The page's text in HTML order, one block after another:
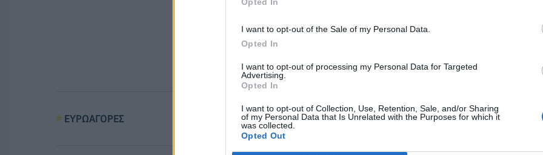
I want to opt-out of the Sale of my Personal Data.
Opted In
I want to opt-out of processing my Personal Data for Targeted
Advertising.
Opted In
I want to opt-out of Collection, Use, Retention, Sale, and/or Sharing
of my Personal Data that Is Unrelated with the Purposes for which it
was collected.
Opted Out
ΕΥΡΩΑΓΟΡΕΣ